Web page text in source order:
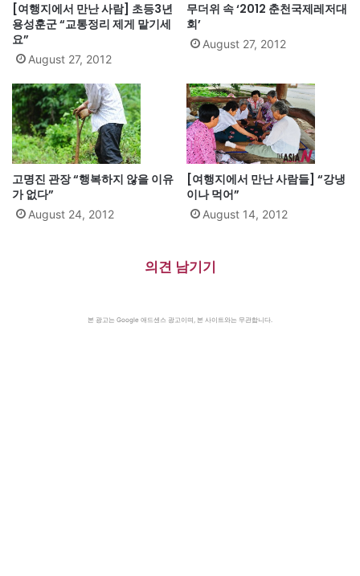
[여행지에서 만난 사람] 초등3년
용성훈군 “교통정리 제게 맡기세
요”
August 27, 2012
무더위 속 ‘2012 춘천국제레저대
회’
August 27, 2012
고명진 관장 “행복하지 않을 이유
가 없다”
August 24, 2012
[여행지에서 만난 사람들] “강냉
이나 먹어”
August 14, 2012
의견 남기기
본 광고는 Google 애드센스 광고이며, 본 사이트와는 무관합니다.